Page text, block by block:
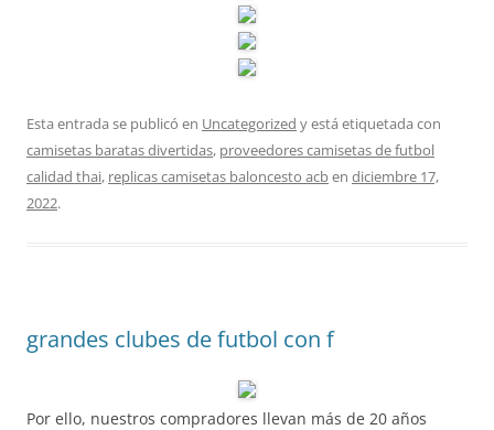
Esta entrada se publicó en Uncategorized y está etiquetada con
camisetas baratas divertidas, proveedores camisetas de futbol
calidad thai, replicas camisetas baloncesto acben diciembre 17,
2022.
grandes clubes de futbol con f
Por ello, nuestros compradores llevan más de 20 años